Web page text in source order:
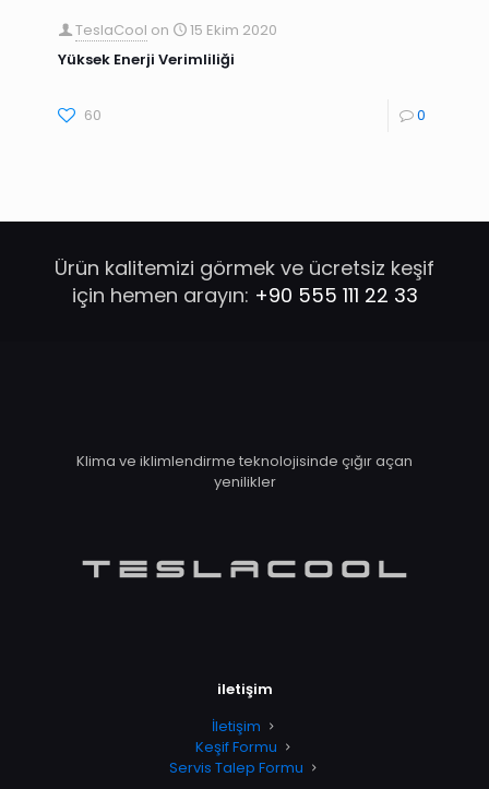
TeslaCool on
15 Ekim 2020
Yüksek Enerji Verimliliği
60 0
Ürün kalitemizi görmek ve ücretsiz keşif
için hemen arayın: +90 555 111 22 33
Klima ve iklimlendirme teknolojisinde çığır açan
yenilikler
iletişim
İletişim
Keşif Formu
Servis Talep Formu